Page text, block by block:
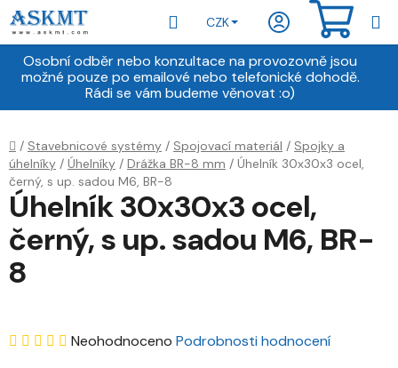
Přejít
na
obsah
Osobní odběr nebo konzultace na provozovně jsou
možné pouze po emailové nebo telefonické dohodě.
Rádi se vám budeme věnovat :o)
Hledat
CZK
Domů
/ Stavebnicové systémy / Spojovací materiál / Spojky a
úhelníky / Úhelníky / Drážka BR-8 mm / Úhelník 30x30x3 ocel,
černý, s up. sadou M6, BR-8
Úhelník 30x30x3 ocel,
černý, s up. sadou M6, BR-
8
Průměrné
Neohodnoceno Podrobnosti hodnocení